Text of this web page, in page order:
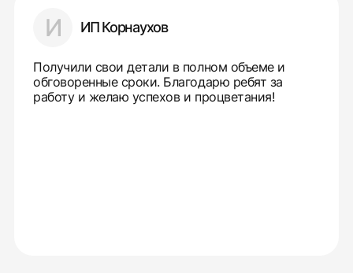
И ИП Корнаухов
Получили свои детали в полном объеме и
обговоренные сроки. Благодарю ребят за
работу и желаю успехов и процветания!